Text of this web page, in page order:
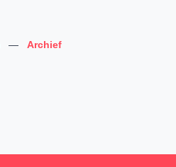
—
Archief